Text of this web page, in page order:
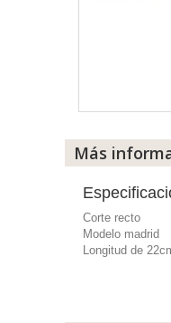
Más
Corte recto
Modelo madrid
Longitud de